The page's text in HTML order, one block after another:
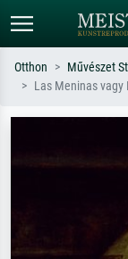
szerint – pl. Monet,
impresszionizmus,
Otthon Művészet
Las Meninas vagy